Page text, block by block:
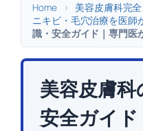
Home >
美容皮膚科完
ニキビ・毛穴治療を医師
識・安全ガイド｜専門医
美容皮膚科
安全ガイ